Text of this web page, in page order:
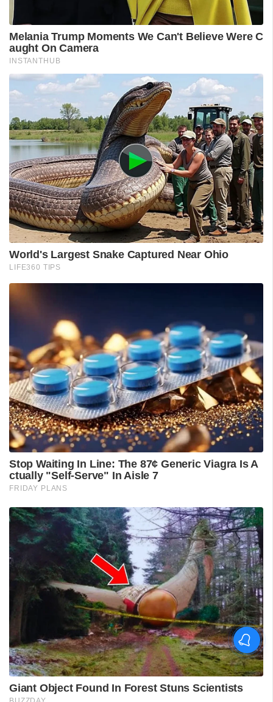
'കാതങ്ങൾ ദൂരെ'; 'ഇറ്റ്സ് എ
മെഡിക്കൽ മിറാക്കിൾ' ആദ്യ
ഗാനം പുറത്ത്